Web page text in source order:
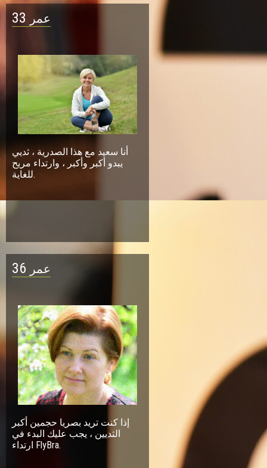
33 عمر
أنا سعيد مع هذا الصدرية ، ثديي
يبدو أكبر وأكبر ، وارتداء مريح
للغاية.
36 عمر
إذا كنت تريد بصريا حجمين أكبر
الثديين ، يجب عليك البدء في
ارتداء FlyBra.